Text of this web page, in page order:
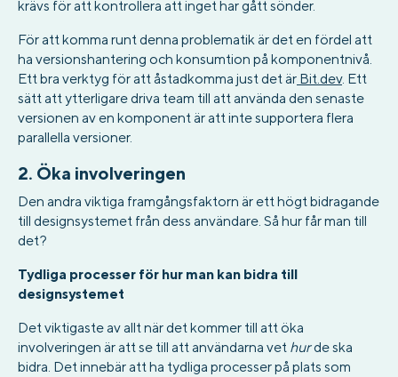
krävs för att kontrollera att inget har gått sönder.
För att komma runt denna problematik är det en fördel att
ha versionshantering och konsumtion på komponentnivå.
Ett bra verktyg för att åstadkomma just det är Bit.dev. Ett
sätt att ytterligare driva team till att använda den senaste
versionen av en komponent är att inte supportera flera
parallella versioner.
2. Öka involveringen
Den andra viktiga framgångsfaktorn är ett högt bidragande
till designsystemet från dess användare. Så hur får man till
det?
Tydliga processer för hur man kan bidra till
designsystemet
Det viktigaste av allt när det kommer till att öka
involveringen är att se till att användarna vet hurde ska
bidra. Det innebär att ha tydliga processer på plats som